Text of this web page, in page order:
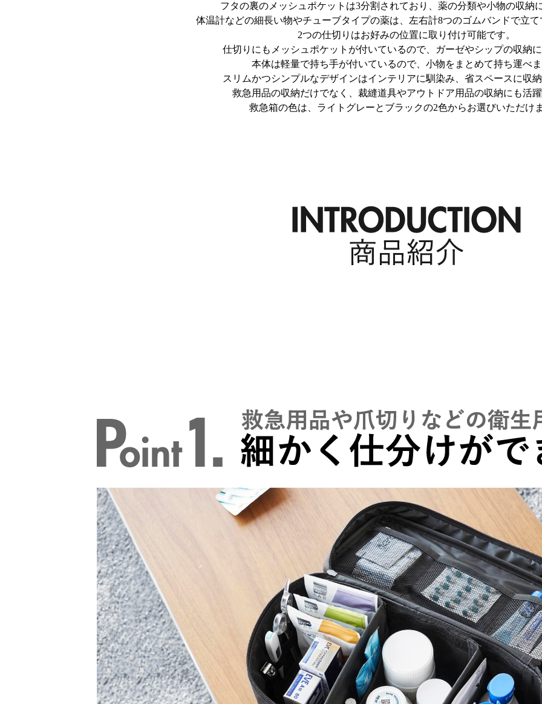
フタの裏のメッシュポケットは3分割されており、薬の分類や小物の収納
体温計などの細長い物やチューブタイプの薬は、左右計8つのゴムバンドで立て
2つの仕切りはお好みの位置に取り付け可能です。
仕切りにもメッシュポケットが付いているので、ガーゼやシップの収納に
本体は軽量で持ち手が付いているので、小物をまとめて持ち運べま
スリムかつシンプルなデザインはインテリアに馴染み、省スペースに収納
救急用品の収納だけでなく、裁縫道具やアウトドア用品の収納にも活躍
救急箱の色は、ライトグレーとブラックの2色からお選びいただけま